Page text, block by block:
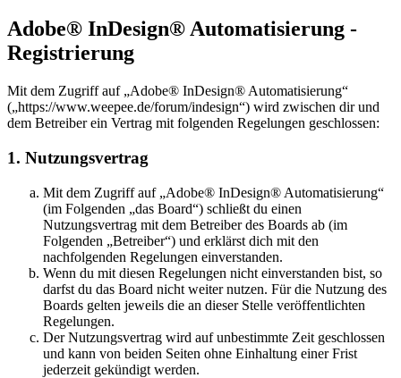
Adobe® InDesign® Automatisierung -
Registrierung
Mit dem Zugriff auf „Adobe® InDesign® Automatisierung“
(„https://www.weepee.de/forum/indesign“) wird zwischen dir und
dem Betreiber ein Vertrag mit folgenden Regelungen geschlossen:
1. Nutzungsvertrag
Mit dem Zugriff auf „Adobe® InDesign® Automatisierung“
(im Folgenden „das Board“) schließt du einen
Nutzungsvertrag mit dem Betreiber des Boards ab (im
Folgenden „Betreiber“) und erklärst dich mit den
nachfolgenden Regelungen einverstanden.
Wenn du mit diesen Regelungen nicht einverstanden bist, so
darfst du das Board nicht weiter nutzen. Für die Nutzung des
Boards gelten jeweils die an dieser Stelle veröffentlichten
Regelungen.
Der Nutzungsvertrag wird auf unbestimmte Zeit geschlossen
und kann von beiden Seiten ohne Einhaltung einer Frist
jederzeit gekündigt werden.